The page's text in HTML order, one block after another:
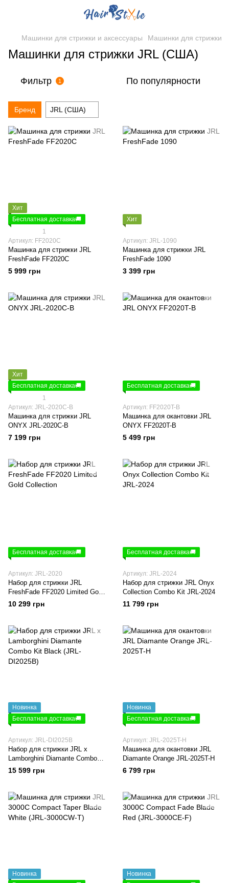
Машинки для стрижки и аксессуары Машинки для стрижки
Машинки для стрижки JRL (США)
Фильтр 1 По популярности
Бренд JRL (США)
Хит
Бесплатная доставка🚚
1
Артикул: FF2020C
Машинка для стрижки JRL
FreshFade FF2020C
5 999 грн
Хит
Артикул: JRL-1090
Машинка для стрижки JRL
FreshFade 1090
3 399 грн
Хит
Бесплатная доставка🚚
1
Артикул: JRL-2020C-B
Машинка для стрижки JRL
ONYX JRL-2020C-B
7 199 грн
Бесплатная доставка🚚
Артикул: FF2020T-B
Машинка для окантовки JRL
ONYX FF2020T-B
5 499 грн
Бесплатная доставка🚚
Артикул: JRL-2020
Набор для стрижки JRL
FreshFade FF2020 Limited Gold
Collection
10 299 грн
Бесплатная доставка🚚
Артикул: JRL-2024
Набор для стрижки JRL Onyx
Collection Combo Kit JRL-2024
11 799 грн
Новинка
Бесплатная доставка🚚
Артикул: JRL-DI2025B
Набор для стрижки JRL x
Lamborghini Diamante Combo
Kit Black (JRL-DI2025B)
15 599 грн
Новинка
Бесплатная доставка🚚
Артикул: JRL-2025T-H
Машинка для окантовки JRL
Diamante Orange JRL-2025T-H
6 799 грн
Новинка
Новинка